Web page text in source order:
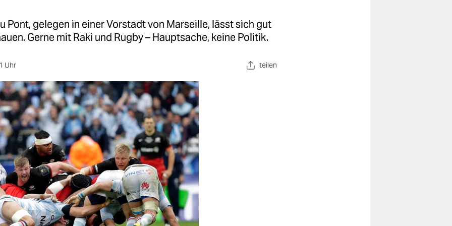
Pont, gelegen in einer Vorstadt von Marseille, lässt sich gut
Gerne mit Raki und Rugby – Hauptsache, keine Politik.
Uhr teilen